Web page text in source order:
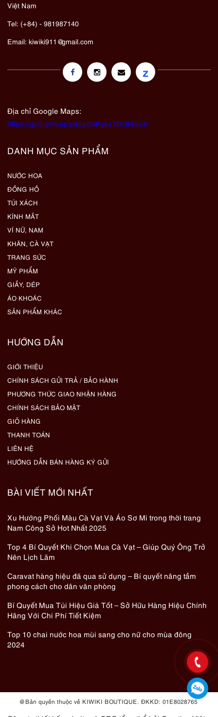
Việt Nam
Tel: (+84) - 981987140
Email: kiwiki911@gmail.com
z
Địa chỉ Google Maps:
https://goo.gl/maps/eby8bKyks7Bx89oa6
DANH MỤC SẢN PHẨM
NƯỚC HOA
ĐỒNG HỒ
TÚI XÁCH
KÍNH MẮT
VÍ NỮ, NAM
KHĂN, CÀ VẠT
TRANG SỨC
MỸ PHẨM
GIẦY, DÉP
ÁO KHOÁC
SẢN PHẨM KHÁC
HƯỚNG DẪN
GIỚI THIỆU
CHÍNH SÁCH GỬI TRẢ / BẢO HÀNH
PHƯƠNG THỨC GIAO NHẬN HÀNG
CHÍNH SÁCH BẢO MẬT
GIỎ HÀNG
THANH TOÁN
LIÊN HỆ
HƯỚNG DẪN BÁN HÀNG KÝ GỬI
BÀI VIẾT MỚI NHẤT
Xu Hướng Phối Màu Cà Vạt Và Áo Sơ Mi trong thời trang
Nam Công Sở Hot Nhất 2025
Top 4 Bí Quyết Khi Chọn Mua Cà Vạt – Giúp Quý Ông Trở
Nên Lịch Lãm
Caravat hàng hiệu đã qua sử dụng – Bí quyết nâng tầm
phong cách cho dân văn phòng
Bí Quyết Mua Túi Hiệu Giá Tốt – Sở Hữu Hàng Hiệu Chính
Hãng Với Chi Phí Tiết Kiệm
Top 10 chai nước hoa mùi sang cho nữ cho mùa đông
2024
@ Bản quyền thuộc về KIWIKI BOUTIQUE. ĐKKD: 01E8028765